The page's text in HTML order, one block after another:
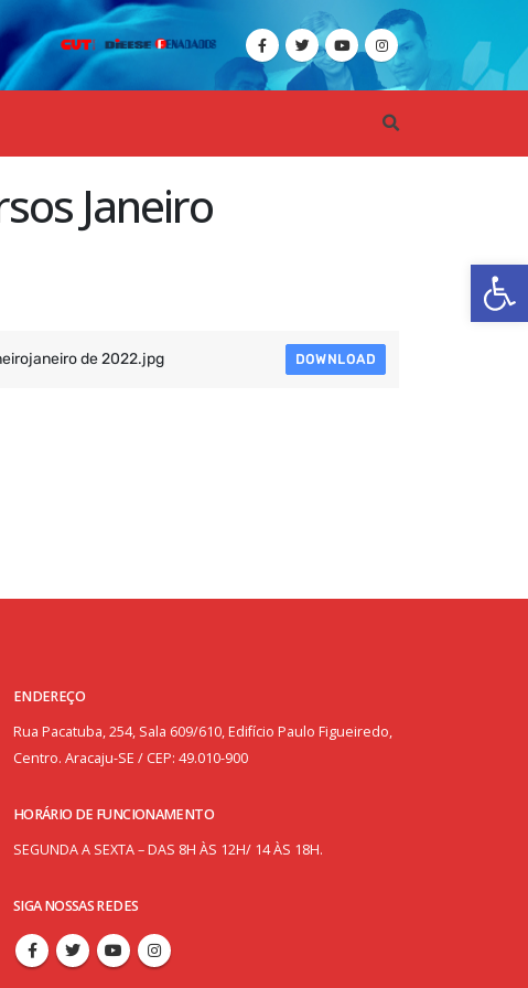
Janeiro
de 2022.jpg DOWNLOAD
ENDEREÇO
Rua Pacatuba, 254, Sala 609/610, Edifício Paulo Figueiredo,
Centro. Aracaju-SE / CEP: 49.010-900
HORÁRIO DE FUNCIONAMENTO
SEGUNDA A SEXTA – DAS 8H ÀS 12H/ 14 ÀS 18H.
SIGA NOSSAS REDES